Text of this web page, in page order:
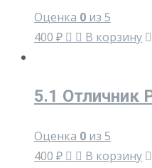
Оценка 0 из 5
400 ₽ В корзину
5.1 Отличник
Оценка 0 из 5
400 ₽ В корзину